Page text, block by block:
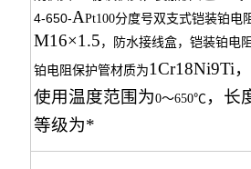
4-650-APt100分度号双支式铠装铂电
M16×1.5 ，防水接线盒，铠装铂电
铂电阻保护管材质为1Cr18Ni9Ti
使用温度范围为0～650℃ ，长
等级为*